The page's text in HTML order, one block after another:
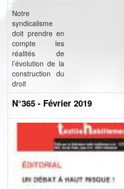
Notre
syndicalisme
doit prendre en
compte les
réalités de
l’évolution de la
construction du
droit
N°365 - Février 2019